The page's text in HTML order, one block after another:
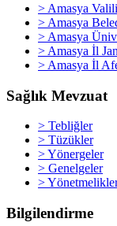
> Amasya
> Amasya
> Amasya
> Amasya İl
> Amasya İl
Sağlık Mevzuat
> Tebliğler
> Tüzükler
> Yönergeler
> Genelgeler
>
Bilgilendirme